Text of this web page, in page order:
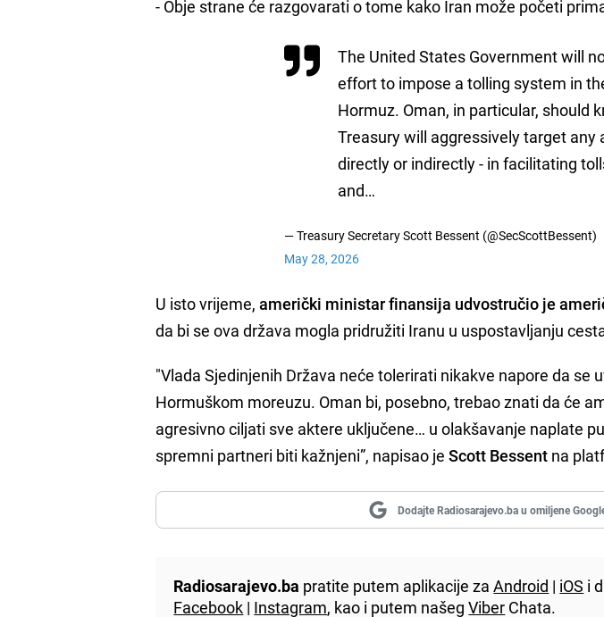
- Obje strane će razgovarati o tome kako Iran može početi
The United States Government will
effort to impose a tolling system in
Hormuz. Oman, in particular, should
Treasury will aggressively target any
directly or indirectly - in facilitating
and…
— Treasury Secretary Scott Bessent (@SecScottBessent)
May 28, 2026
U isto vrijeme,američki ministar finansija udvostručio je
da bi se ova država mogla pridružiti Iranu u uspostavljanju
"Vlada Sjedinjenih Država neće tolerirati nikakve napore da se
Hormuškom moreuzu. Oman bi, posebno, trebao znati da će
agresivno ciljati sve aktere uključene… u olakšavanje naplate
spremni partneri biti kažnjeni”, napisao jeScott Bessent na
Dodajte Radiosarajevo.ba u omiljene
Radiosarajevo.ba pratite putem aplikacije zaAndroid | iOS i
Facebook | Instagram, kao i putem našegViber Chata.